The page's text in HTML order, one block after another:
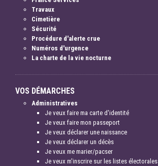
Travaux
Cimetière
Sécurité
Procédure d'alerte crue
Numéros d'urgence
La charte de la vie nocturne
VOS DÉMARCHES
Administratives
Je veux faire ma carte d'identité
Je veux faire mon passeport
Je veux déclarer une naissance
Je veux déclarer un décès
Je veux me marier/pacser
Je veux m'inscrire sur les listes électorales